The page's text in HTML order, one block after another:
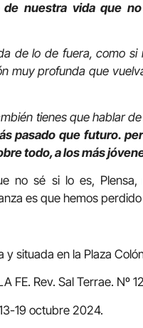
nuestra vida que
de lo de fuera, como
muy profunda que
tienes que hablar
pasado que futuro.
todo, a los más
no sé si lo es,
es que hemos
y situada en la Plaza
FE. Rev. Sal Terrae.
19 octubre 2024.